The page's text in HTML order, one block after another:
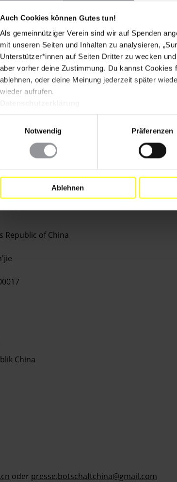
Auch Cookies können Gutes tun!
Als gemeinnütziger Verein sind wir auf Spenden
mit unseren Seiten und Inhalten zu analysieren,
Unterstützer*innen auf Seiten Dritter zu wecken
aber vorher deine Zustimmung. Du kannst
ablehnen, oder deine Meinung jederzeit später
wieder aufrufen.
Notwendig
Präferenzen
Ablehnen
oderpresse.botschaftchina@gmail.com
Reheman ein!
Hier geht es zu aktuellen Briefen
Republic of China
China
oder presse.botschaftchina@gmail.com